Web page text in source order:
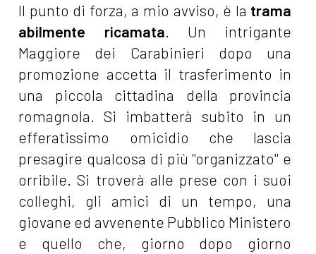
Il punto di forza, a mio avviso, è la trama
abilmente ricamata . Un intrigante
Maggiore dei Carabinieri dopo una
promozione accetta il trasferimento in
una piccola cittadina della provincia
romagnola. Si imbatterà subito in un
efferatissimo omicidio che lascia
presagire qualcosa di più "organizzato" e
orribile. Si troverà alle prese con i suoi
colleghi, gli amici di un tempo, una
giovane ed avvenente Pubblico Ministero
e quello che, giorno dopo giorno